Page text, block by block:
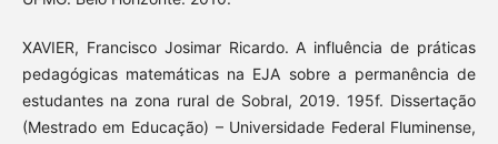
XAVIER, Francisco Josimar Ricardo. A influência de práticas
pedagógicas matemáticas na EJA sobre a permanência de
estudantes na zona rural de Sobral, 2019. 195f. Dissertação
(Mestrado em Educação) – Universidade Federal Fluminense,